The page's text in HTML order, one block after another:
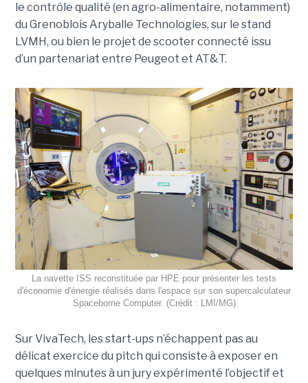
le contrôle qualité (en agro-alimentaire, notamment)
du Grenoblois Aryballe Technologies, sur le stand
LVMH, ou bien le projet de scooter connecté issu
d’un partenariat entre Peugeot et AT&T.
La navette ISS reconstituée par HPE pour présenter les tests
d'économie d'énergie réalisés dans l'espace sur son supercalculateur
Spaceborne Computer. (Crédit : LMI/MG)
Sur VivaTech, les start-ups n’échappent pas au
délicat exercice du pitch qui consiste à exposer en
quelques minutes à un jury expérimenté l’objectif et